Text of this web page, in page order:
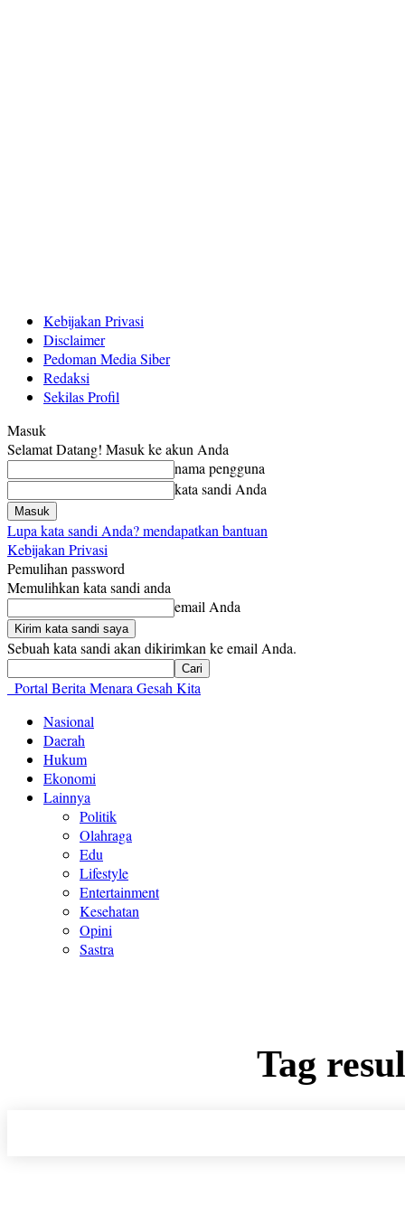
Kebijakan Privasi
Disclaimer
Pedoman Media Siber
Redaksi
Sekilas Profil
Masuk
Selamat Datang! Masuk ke akun Anda
nama pengguna
kata sandi Anda
Lupa kata sandi Anda? mendapatkan bantuan
Kebijakan Privasi
Pemulihan password
Memulihkan kata sandi anda
email Anda
Sebuah kata sandi akan dikirimkan ke email Anda.
Portal Berita Menara Gesah Kita
Nasional
Daerah
Hukum
Ekonomi
Lainnya
Politik
Olahraga
Edu
Lifestyle
Entertainment
Kesehatan
Opini
Sastra
Tag